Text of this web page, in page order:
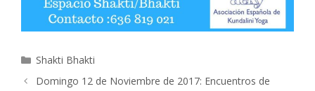
Categorías
Shakti Bhakti
Domingo 12 de Noviembre de 2017: Encuentros de